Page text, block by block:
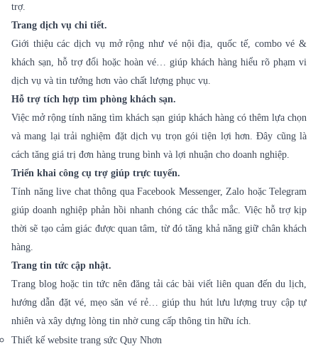
trợ.
Trang dịch vụ chi tiết.
Giới thiệu các dịch vụ mở rộng như vé nội địa, quốc tế, combo vé &
khách sạn, hỗ trợ đổi hoặc hoàn vé… giúp khách hàng hiểu rõ phạm vi
dịch vụ và tin tưởng hơn vào chất lượng phục vụ.
Hỗ trợ tích hợp tìm phòng khách sạn.
Việc mở rộng tính năng tìm khách sạn giúp khách hàng có thêm lựa chọn
và mang lại trải nghiệm đặt dịch vụ trọn gói tiện lợi hơn. Đây cũng là
cách tăng giá trị đơn hàng trung bình và lợi nhuận cho doanh nghiệp.
Triển khai công cụ trợ giúp trực tuyến.
Tính năng live chat thông qua Facebook Messenger, Zalo hoặc Telegram
giúp doanh nghiệp phản hồi nhanh chóng các thắc mắc. Việc hỗ trợ kịp
thời sẽ tạo cảm giác được quan tâm, từ đó tăng khả năng giữ chân khách
hàng.
Trang tin tức cập nhật.
Trang blog hoặc tin tức nên đăng tải các bài viết liên quan đến du lịch,
hướng dẫn đặt vé, mẹo săn vé rẻ… giúp thu hút lưu lượng truy cập tự
nhiên và xây dựng lòng tin nhờ cung cấp thông tin hữu ích.
Thiết kế website trang sức Quy Nhơn